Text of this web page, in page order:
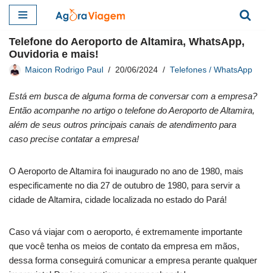
para
o
conteúdo
Telefone do Aeroporto de Altamira, WhatsApp,
Ouvidoria e mais!
Maicon Rodrigo Paul 20/06/2024 Telefones / WhatsApp
Está em busca de alguma forma de conversar com a empresa?
Então acompanhe no artigo o telefone do Aeroporto de Altamira,
além de seus outros principais canais de atendimento para
caso precise contatar a empresa!
O Aeroporto de Altamira foi inaugurado no ano de 1980, mais
especificamente no dia 27 de outubro de 1980, para servir a
cidade de Altamira, cidade localizada no estado do Pará!
Caso vá viajar com o aeroporto, é extremamente importante
que você tenha os meios de contato da empresa em mãos,
dessa forma conseguirá comunicar a empresa perante qualquer